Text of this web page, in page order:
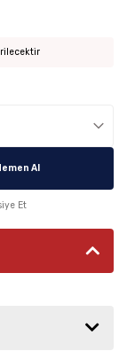
Al
Et